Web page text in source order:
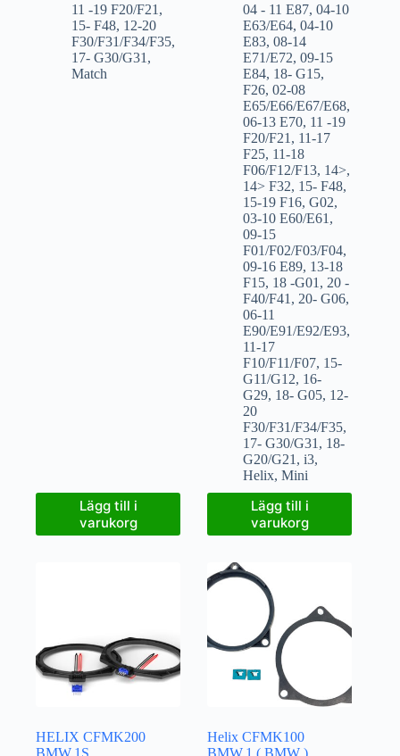
11 -19 F20/F21 ,
15- F48, 12-20
F30/F31/F34/F35,
17- G30/G31 ,
Match
Lägg till i
varukorg
04 - 11 E87,04-10
E63/E64,04-10
E83,08-14
E71/E72,09-15
E84, 18- G15,
F26,02-08
E65/E66/E67/E68,
06-13 E70, 11 -19
F20/F21 , 11-17
F25, 11-18
F06/F12/F13, 14>,
14> F32, 15- F48,
15-19 F16,G02,
03-10 E60/E61 ,
09-15
F01/F02/F03/F04,
09-16 E89, 13-18
F15, 18 -G01 , 20 -
F40/F41 , 20- G06,
06-11
E90/E91/E92/E93,
11-17
F10/F11/F07, 15-
G11/G12, 16-
G29, 18- G05, 12-
20
F30/F31/F34/F35,
17- G30/G31 , 18-
G20/G21 ,i3,
Helix,Mini
Lägg till i
varukorg
HELIX CFMK200
BMW.1S
Helix CFMK100
BMW.1 ( BMW )